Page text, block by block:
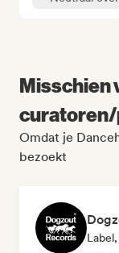
Misschien
curatoren/
Omdat je
bezoekt